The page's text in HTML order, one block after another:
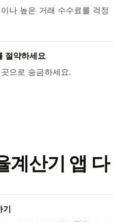
나 높은 거래 수수료를 걱정
절약하세요
으로 송금하세요.
계산기 앱 다
기